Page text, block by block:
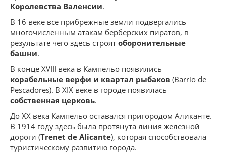
Королевства Валенсии.
В 16 веке все прибрежные земли подвергались
многочисленным атакам берберских пиратов, в
результате чего здесь строят оборонительные
башни.
В конце XVIII века в Кампельо появились
корабельные верфи и квартал рыбаков (Barrio de
Pescadores). В XIX веке в городе появилась
собственная церковь.
До XX века Кампельо оставался пригородом Аликанте.
В 1914 году здесь была протянута линия железной
дороги (Trenet de Alicante), которая способствовала
туристическому развитию города.